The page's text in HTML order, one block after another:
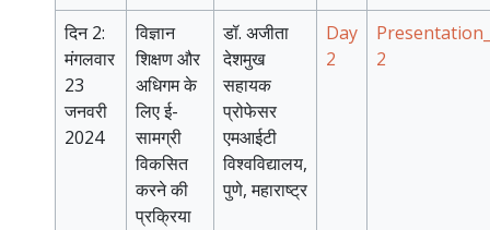
दिन 2:
मंगलवार
23
जनवरी
2024
विज्ञान
शिक्षण और
अधिगम के
लिए ई-
सामग्री
विकसित
करने की
प्रक्रिया
डॉ. अजीता
देशमुख
सहायक
प्रोफेसर
एमआईटी
विश्वविद्यालय,
पुणे, महाराष्ट्र
Day
2
2